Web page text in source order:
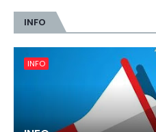
INFO
INFO